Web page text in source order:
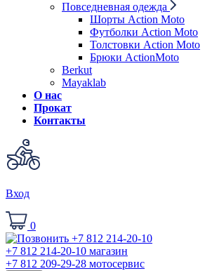
Повседневная одежда
Шорты Action Moto
Футболки Action Moto
Толстовки Action Moto
Брюки ActionMoto
Berkut
Mayaklab
О нас
Прокат
Контакты
Вход
0
+7 812 214-20-10 магазин
+7 812 209-29-28 мотосервис